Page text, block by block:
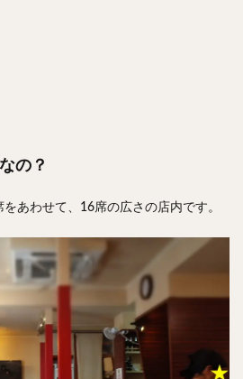
の？
あわせて、16席の広さの店内です。